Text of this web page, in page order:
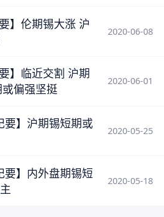
】伦期锡大涨 沪
2020-06-08
临近交割 沪期
偏强坚挺
2020-06-01
要】沪期锡短期或
2020-05-25
要】内外盘期锡短
2020-05-18